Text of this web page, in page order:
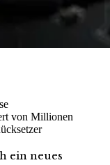
von Millionen
ein neues